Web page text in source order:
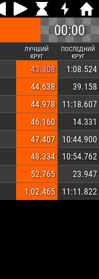
00:00
ЛУЧШИЙ
КРУГ
ПОСЛЕДНИЙ
КРУГ
43.308
1:08.524
44.638
39.158
44.978
11:18.607
46.160
14.331
47.407
10:44.900
48.334
10:54.762
52.765
23.947
1:02.465 11:11.822